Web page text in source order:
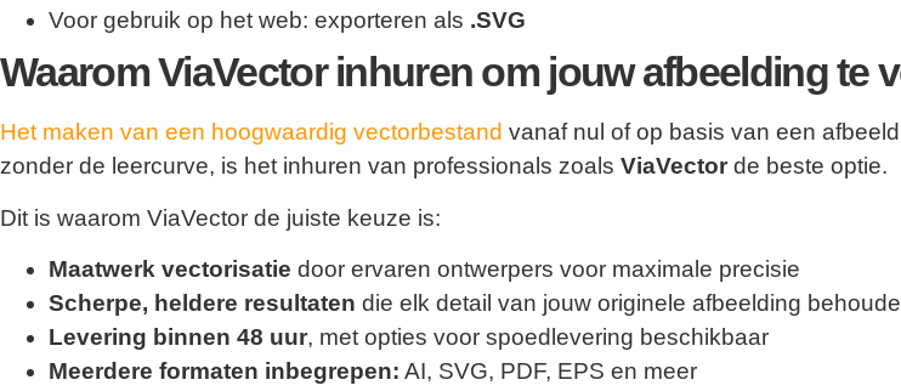
Voor gebruik op het web: exporteren als .SVG
Waarom ViaVector inhuren om jouw afbeelding te
Het maken van een hoogwaardig vectorbestand vanaf nul of op basis van een
zonder de leercurve, is het inhuren van professionals zoals ViaVector de beste optie.
Dit is waarom ViaVector de juiste keuze is:
Maatwerk vectorisatie door ervaren ontwerpers voor maximale precisie
Scherpe, heldere resultaten die elk detail van jouw originele afbeelding
Levering binnen 48 uur, met opties voor spoedlevering beschikbaar
Meerdere formaten inbegrepen: AI, SVG, PDF, EPS en meer